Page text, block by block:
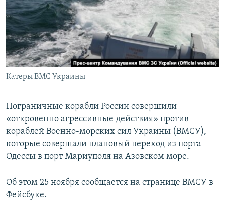
ПОБЕДИТЕЛЕЙ НЕ СУДЯТ?
КРЫМ.НЕПОКОРЕННЫЙ
ELIFBE
УКРАИНСКАЯ ПРОБЛЕМА КРЫМА
ПРИСОЕДИНЯЙТЕСЬ!
Все сайты RFE/RL
Катеры ВМС Украины
Пограничные корабли России совершили
«откровенно агрессивные действия» против
кораблей Военно-морских сил Украины (ВМСУ),
которые совершали плановый переход из порта
Одессы в порт Мариуполя на Азовском море.
Об этом 25 ноября сообщается на странице ВМСУ в
Фейсбуке.